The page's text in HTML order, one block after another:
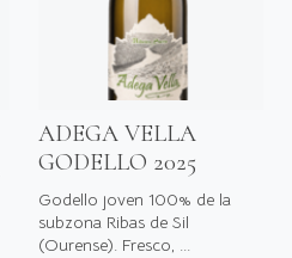
ADEGA VELLA
GODELLO 2025
Godello joven 100% de la
subzona Ribas de Sil
(Ourense). Fresco, ...